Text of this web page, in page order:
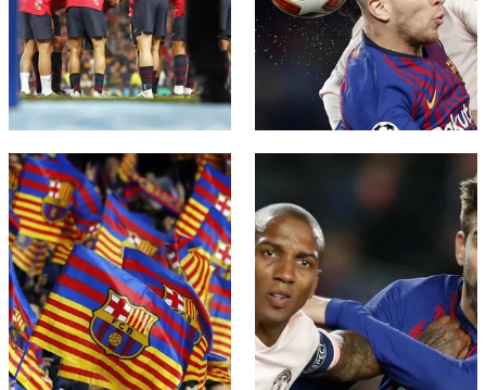
FC Barcelona club badge FC Barcelona club badge